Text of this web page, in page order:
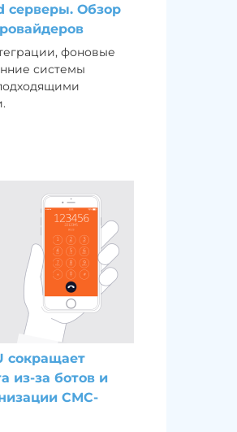
серверы. Обзор
фоновые
системы
сокращает
из-за ботов и
СМС-